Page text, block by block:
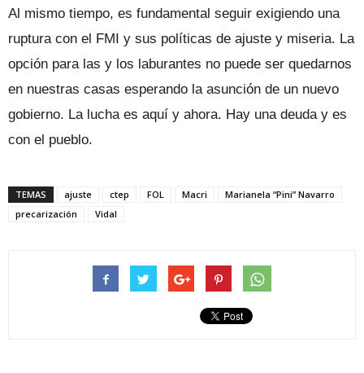
Al mismo tiempo, es fundamental seguir exigiendo una
ruptura con el FMI y sus políticas de ajuste y miseria. La
opción para las y los laburantes no puede ser quedarnos
en nuestras casas esperando la asunción de un nuevo
gobierno. La lucha es aquí y ahora. Hay una deuda y es
con el pueblo.
TEMAS ajuste ctep FOL Macri
Marianela “Pini” Navarro
precarización
Vidal